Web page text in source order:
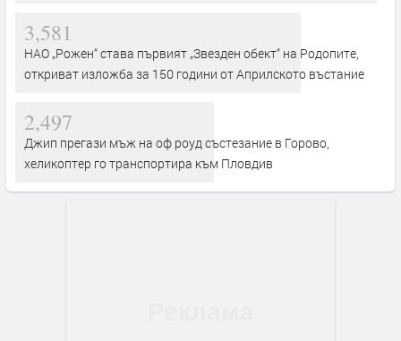
3,581
НАО „Рожен“ става първият „Звезден обект“ на Родопите,
откриват изложба за 150 години от Априлското въстание
2,497
Джип прегази мъж на оф роуд състезание в Горово,
хеликоптер го транспортира към Пловдив